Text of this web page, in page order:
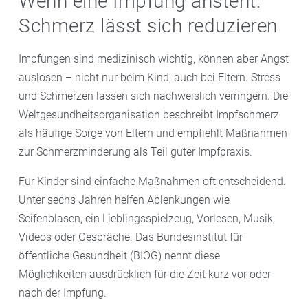
Schmerz lässt sich reduzieren
Impfungen sind medizinisch wichtig, können aber Angst
auslösen – nicht nur beim Kind, auch bei Eltern. Stress
und Schmerzen lassen sich nachweislich verringern. Die
Weltgesundheitsorganisation beschreibt Impfschmerz
als häufige Sorge von Eltern und empfiehlt Maßnahmen
zur Schmerzminderung als Teil guter Impfpraxis.
Für Kinder sind einfache Maßnahmen oft entscheidend.
Unter sechs Jahren helfen Ablenkungen wie
Seifenblasen, ein Lieblingsspielzeug, Vorlesen, Musik,
Videos oder Gespräche. Das Bundesinstitut für
öffentliche Gesundheit (BIÖG) nennt diese
Möglichkeiten ausdrücklich für die Zeit kurz vor oder
nach der Impfung.